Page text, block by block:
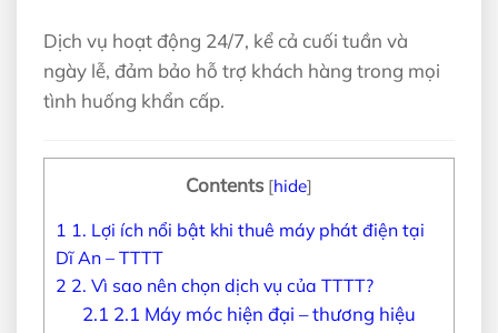
Dịch vụ hoạt động 24/7, kể cả cuối tuần và
ngày lễ, đảm bảo hỗ trợ khách hàng trong mọi
tình huống khẩn cấp.
Contents [hide]
1 1. Lợi ích nổi bật khi thuê máy phát điện tại
Dĩ An – TTTT
2 2. Vì sao nên chọn dịch vụ của TTTT?
2.1 2.1 Máy móc hiện đại – thương hiệu